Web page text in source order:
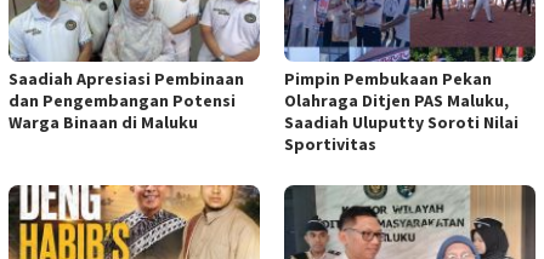
Saadiah Apresiasi Pembinaan
dan Pengembangan Potensi
Warga Binaan di Maluku
Pimpin Pembukaan Pekan
Olahraga Ditjen PAS Maluku,
Saadiah Uluputty Soroti Nilai
Sportivitas